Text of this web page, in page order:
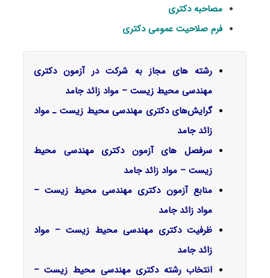
مصاحبه دکتری
فرم صلاحیت عمومی دکتری
رشته های مجاز به شرکت در آزمون دکتری
مهندسی محیط زیست – مواد زائد جامد
گرایش‌های دکتری مهندسی محیط زیست ـ مواد
زائد جامد
سرفصل‌ های آزمون دکتری مهندسی محیط
زیست – مواد زائد جامد
منابع آزمون دکتری مهندسی محیط زیست –
مواد زائد جامد
ظرفیت دکتری مهندسی محیط زیست – مواد
زائد جامد
انتخاب رشته دکتری مهندسی محیط زیست –